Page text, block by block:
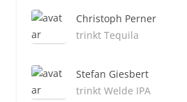
Christoph Perner
trinkt Tequila
Stefan Giesbert
trinkt Welde IPA